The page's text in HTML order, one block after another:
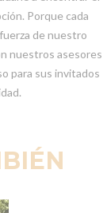
Porque cada
de nuestro
nuestros asesores
para sus invitados